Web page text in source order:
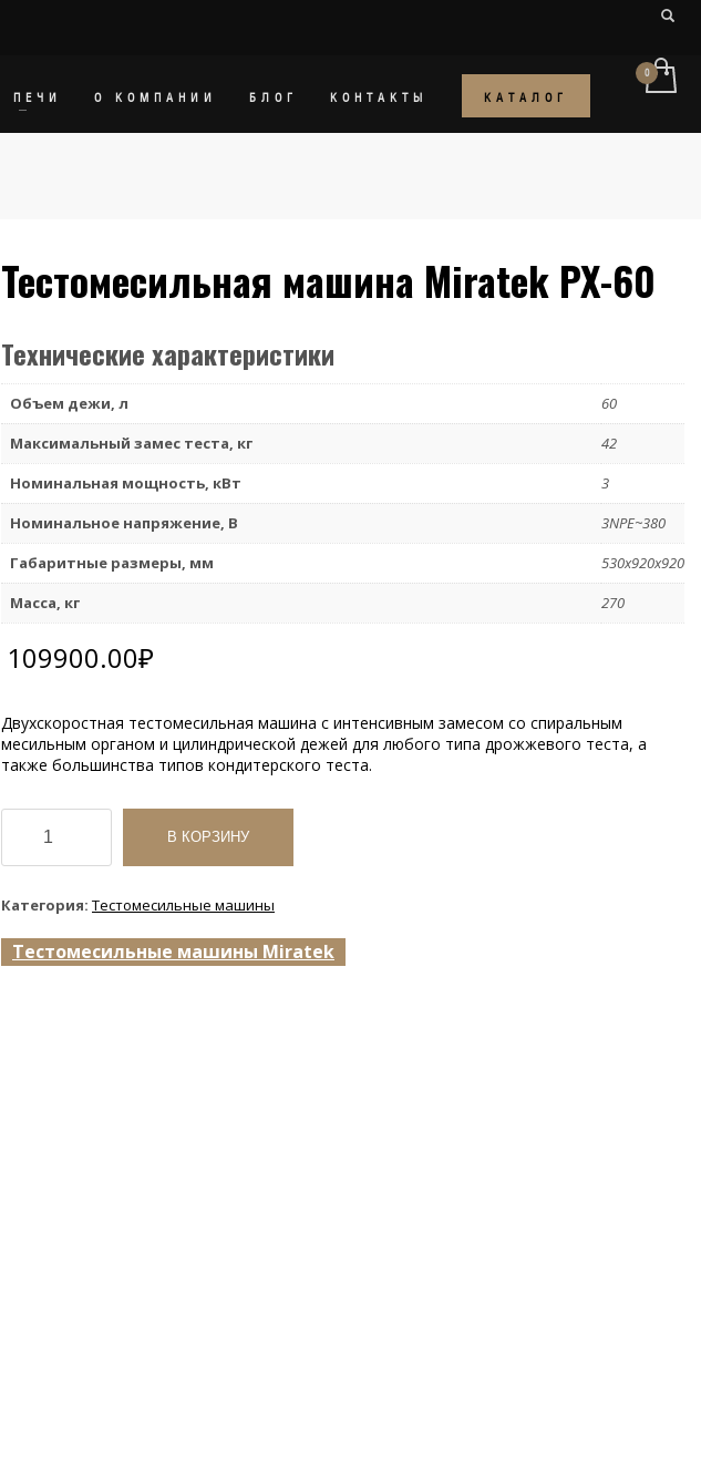
ПЕЧИ О КОМПАНИИ БЛОГ КОНТАКТЫ КАТАЛОГ
Тестомесильная машина Miratek PX-60
Технические характеристики
Объем дежи, л
60
Максимальный замес теста, кг
42
Номинальная мощность, кВт
3
Номинальное напряжение, В
3NPE~380
Габаритные размеры, мм
530х920х920
Масса, кг
270
109900.00₽
Двухскоростная тестомесильная машина с интенсивным замесом со спиральным
месильным органом и цилиндрической дежей для любого типа дрожжевого теста, а
также большинства типов кондитерского теста.
Количество
товара
Тестомесильная
Miratek
60
В КОРЗИНУ
Категория: Тестомесильные машины
Тестомесильные машины Miratek